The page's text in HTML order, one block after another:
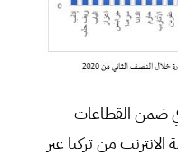
ضمن القطاعات
من تركيا عبر